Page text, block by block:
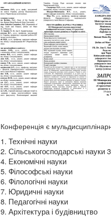
Конференція є
1. Технічні науки
2. Сільськогосподарські науки
4. Економічні науки
5. Філософські науки
6. Філологічні науки
7. Юридичні науки
8. Педагогічні науки
9. Архітектура і будівництво